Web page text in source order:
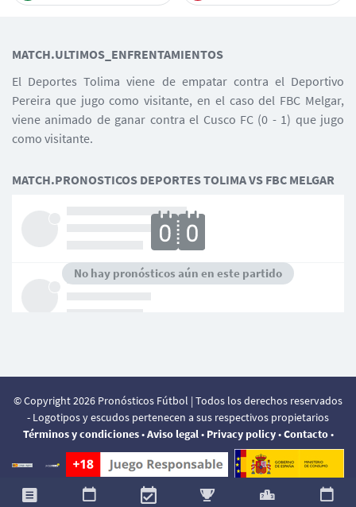
MATCH.PRONOSTICOS DEPORTES TOLIMA VS FBC MELGAR
No hay pronósticos aún en este partido
MATCH.ULTIMOS_ENFRENTAMIENTOS
El Deportes Tolima viene de empatar contra el Deportivo
Pereira que jugo como visitante, en el caso del FBC Melgar,
viene animado de ganar contra el Cusco FC (0 - 1) que jugo
como visitante.
© Copyright 2026 Pronósticos Fútbol | Todos los derechos reservados
- Logotipos y escudos pertenecen a sus respectivos propietarios
Términos y condiciones•Aviso legal• Privacy policy•Contacto•